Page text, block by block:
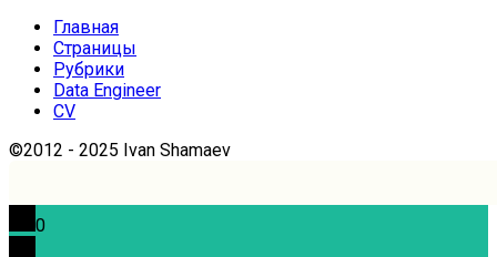
Главная
Страницы
Рубрики
Data Engineer
CV
©2012 - 2025 Ivan Shamaev
0